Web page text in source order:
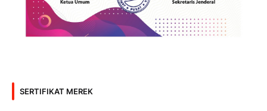
SERTIFIKAT MEREK